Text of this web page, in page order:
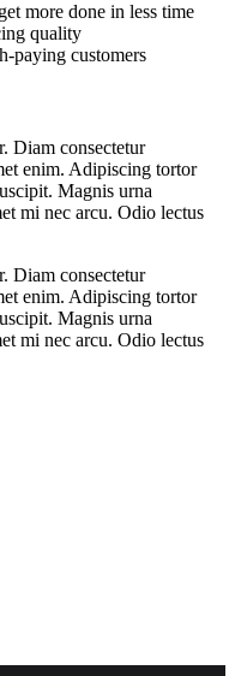
more done in less time
quality
paying customers
Diam consectetur
enim. Adipiscing tortor
Magnis urna
mi nec arcu. Odio lectus
Diam consectetur
enim. Adipiscing tortor
Magnis urna
mi nec arcu. Odio lectus